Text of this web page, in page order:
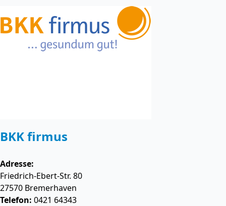
BKK firmus
Adresse:
Friedrich-Ebert-Str. 80
27570 Bremerhaven
Telefon: 0421 64343